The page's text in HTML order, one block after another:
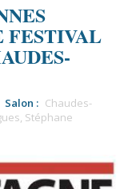
FESTIVAL
Salon : Chaudes-
, Stéphane